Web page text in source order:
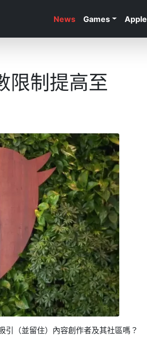
News Games Apple
限制提高至
（並留住）內容創作者及其社區嗎？